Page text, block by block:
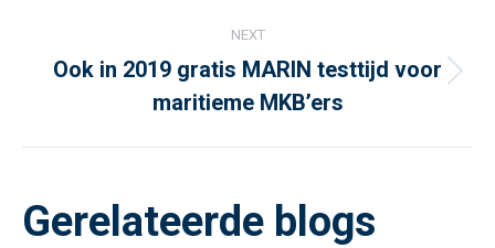
NEXT
Next
post:
Ook in 2019 gratis MARIN testtijd voor
maritieme MKB’ers
Gerelateerde blogs